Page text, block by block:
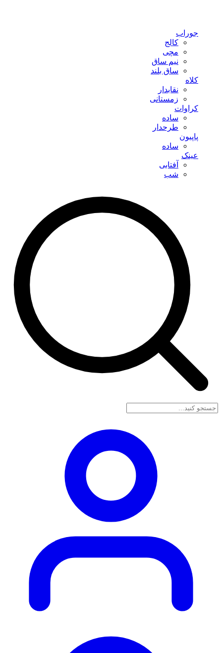
جوراب
کالج
مچی
نیم ساق
ساق بلند
کلاه
نقابدار
زمستانی
کراوات
ساده
طرحدار
پاپیون
ساده
عینک
آفتابی
شب